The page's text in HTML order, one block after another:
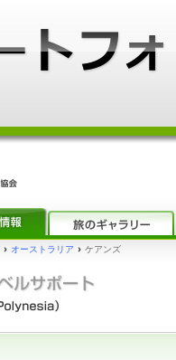
› オーストラリア › ケアンズ